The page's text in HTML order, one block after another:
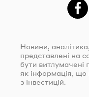
Новини,
представлені на
бути
як інформація, що
з інвестицій.